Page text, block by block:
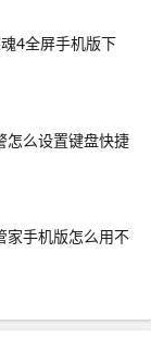
4全屏手机版下
怎么设置键盘快捷
家手机版怎么用不